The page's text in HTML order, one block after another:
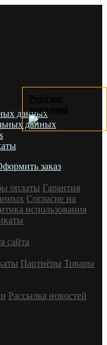
данных
данных
заказ
оплаты Гарантия
Согласие на
использования
сайта
Партнёры Товары
Рассылка новостей